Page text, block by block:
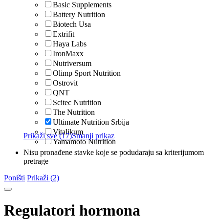
Basic Supplements
Battery Nutrition
Biotech Usa
Extrifit
Haya Labs
IronMaxx
Nutriversum
Olimp Sport Nutrition
Ostrovit
QNT
Scitec Nutrition
The Nutrition
Ultimate Nutrition Srbija
Vitalikum
Yamamoto Nutrition
Prikaži sve (17)Smanji prikaz
Nisu pronađene stavke koje se podudaraju sa kriterijumom
pretrage
Poništi Prikaži (2)
Regulatori hormona